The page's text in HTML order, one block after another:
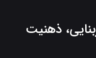
ذهنیت